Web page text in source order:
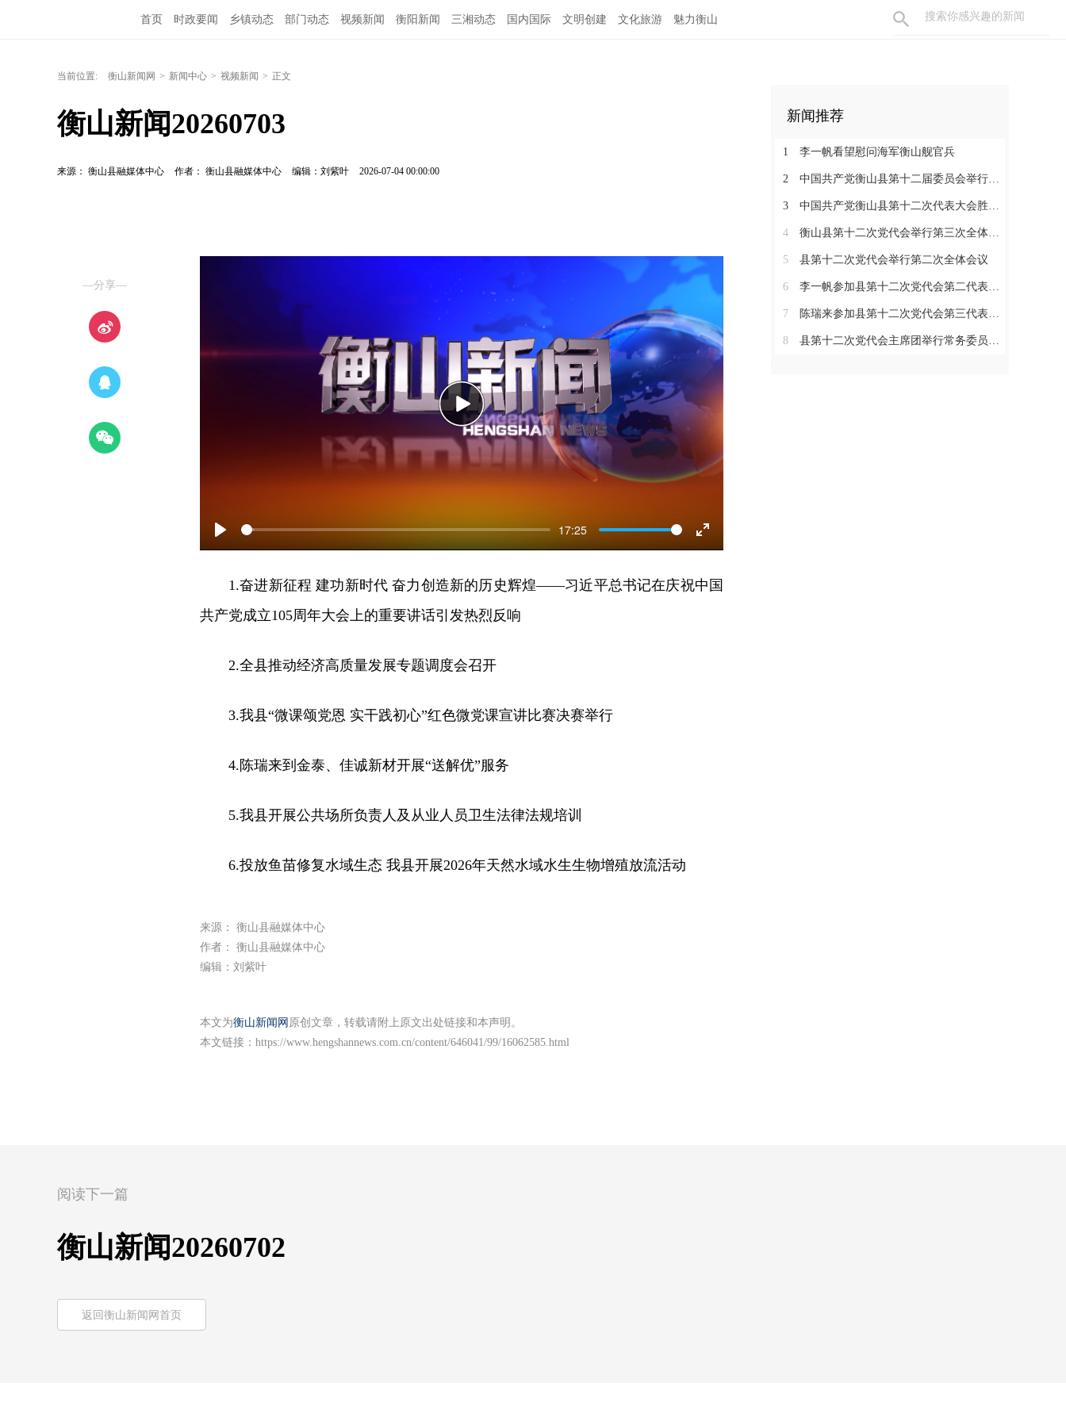
首页 时政要闻 乡镇动态 部门动态 视频新闻 衡阳新闻 三湘动态 国内国际 文明创建 文化旅游 魅力衡山
当前位置: 衡山新闻网 > 新闻中心 > 视频新闻 > 正文
衡山新闻20260703
来源： 衡山县融媒体中心 作者： 衡山县融媒体中心 编辑：刘紫叶 2026-07-04 00:00:00
—分享—
Play
17:25
Enter
Play
1.奋进新征程 建功新时代 奋力创造新的历史辉煌——习近平总书记在庆祝中国
共产党成立105周年大会上的重要讲话引发热烈反响
2.全县推动经济高质量发展专题调度会召开
3.我县“微课颂党恩 实干践初心”红色微党课宣讲比赛决赛举行
4.陈瑞来到金泰、佳诚新材开展“送解优”服务
5.我县开展公共场所负责人及从业人员卫生法律法规培训
6.投放鱼苗修复水域生态 我县开展2026年天然水域水生生物增殖放流活动
来源： 衡山县融媒体中心
作者： 衡山县融媒体中心
编辑：刘紫叶
本文为衡山新闻网 原创文章，转载请附上原文出处链接和本声明。
本文链接： https://www.hengshannews.com.cn/content/646041/99/16062585.html
新闻推荐
1 李一帆看望慰问海军衡山舰官兵
2 中国共产党衡山县第十二届委员会举行第一次全体会议，李一帆当选县委书记
3 中国共产党衡山县第十二次代表大会胜利闭幕
4 衡山县第十二次党代会举行第三次全体会议
5 县第十二次党代会举行第二次全体会议
6 李一帆参加县第十二次党代会第二代表团讨论
7 陈瑞来参加县第十二次党代会第三代表团讨论
8 县第十二次党代会主席团举行常务委员会会议
阅读下一篇
衡山新闻20260702
返回衡山新闻网首页